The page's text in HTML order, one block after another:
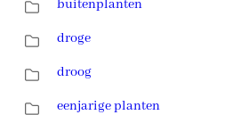
buitenplanten
droge
droog
eenjarige planten